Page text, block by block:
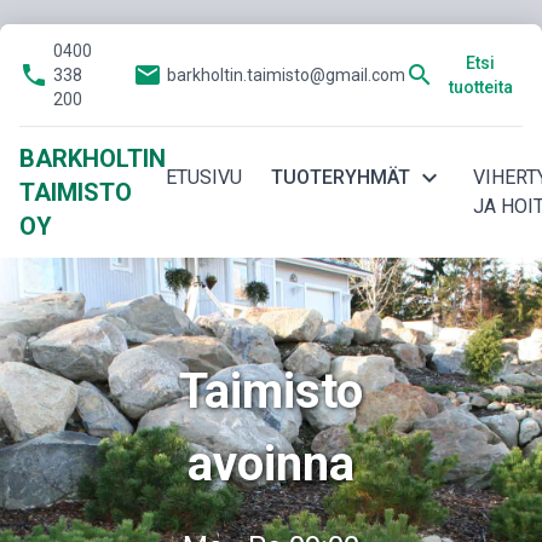
phone
0400
338
200
email barkholtin.taimisto@gmail.com search
Etsi
tuotteita
BARKHOLTIN
TAIMISTO
OY
ETUSIVU TUOTERYHMÄT expand_more
JA
Taimisto
avoinna